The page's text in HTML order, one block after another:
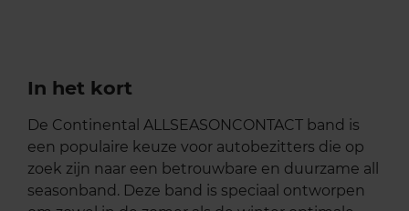
In het kort
De Continental ALLSEASONCONTACT band is
een populaire keuze voor autobezitters die op
zoek zijn naar een betrouwbare en duurzame all
seasonband. Deze band is speciaal ontworpen